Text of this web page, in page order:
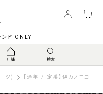
ンド ONLY
ツ) 【通年 / 定番】伊カノニコ